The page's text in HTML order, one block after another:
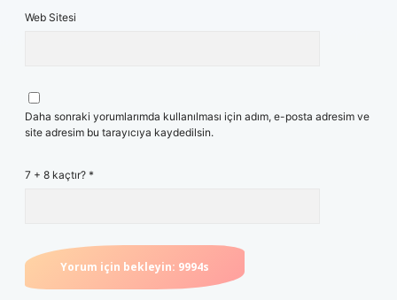
Web Sitesi
Daha sonraki yorumlarımda kullanılması için adım, e-posta adresim ve
site adresim bu tarayıcıya kaydedilsin.
7 + 8 kaçtır? *